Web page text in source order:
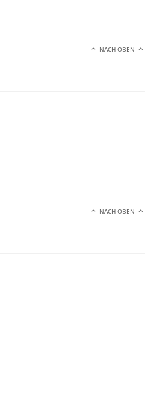
NACH OBEN
NACH OBEN